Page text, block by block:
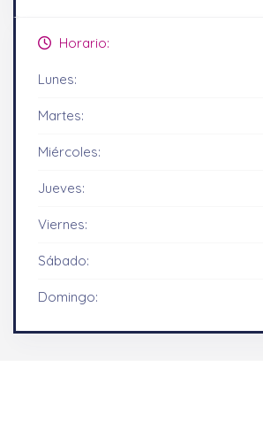
Horario:
Lunes:
Martes:
Miércoles:
Jueves:
Viernes:
Sábado:
Domingo: